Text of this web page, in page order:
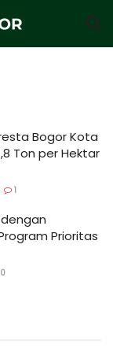
Bogor Kota
Ton per Hektar
1
dengan
Prioritas
0